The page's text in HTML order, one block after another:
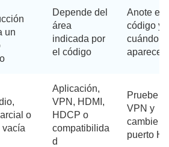
un
Depende del
área
indicada por
el código
Anote el
código y
cuándo
aparece
o
vacía
Aplicación,
VPN, HDMI,
HDCP o
compatibilida
d
Pruebe
VPN y
cambie
puerto